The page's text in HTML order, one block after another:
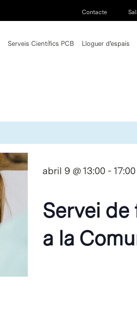
Contacte
Serveis Científics PCB Lloguer d’espais
abril 9 @ 13:00 - 17:00
Servei
a la